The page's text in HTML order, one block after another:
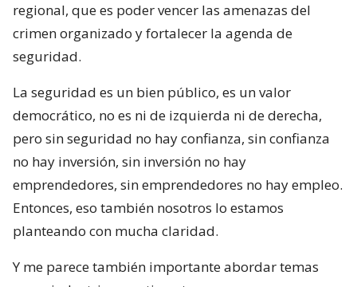
regional, que es poder vencer las amenazas del
crimen organizado y fortalecer la agenda de
seguridad.
La seguridad es un bien público, es un valor
democrático, no es ni de izquierda ni de derecha,
pero sin seguridad no hay confianza, sin confianza
no hay inversión, sin inversión no hay
emprendedores, sin emprendedores no hay empleo.
Entonces, eso también nosotros lo estamos
planteando con mucha claridad.
Y me parece también importante abordar temas